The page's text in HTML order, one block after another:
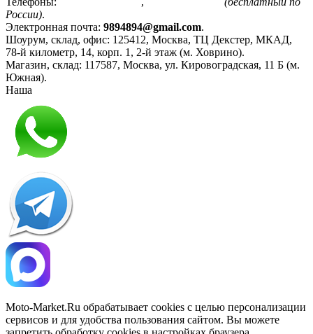
России).
Электронная почта: 9894894@gmail.com.
Шоурум, склад, офис: 125412, Москва, ТЦ Декстер, МКАД,
78-й километр, 14, корп. 1, 2-й этаж (м. Ховрино).
Магазин, склад: 117587, Москва, ул. Кировоградская, 11 Б (м.
Южная).
Наша
Moto-Market.Ru обрабатывает сookies с целью персонализации
сервисов и для удобства пользования сайтом. Вы можете